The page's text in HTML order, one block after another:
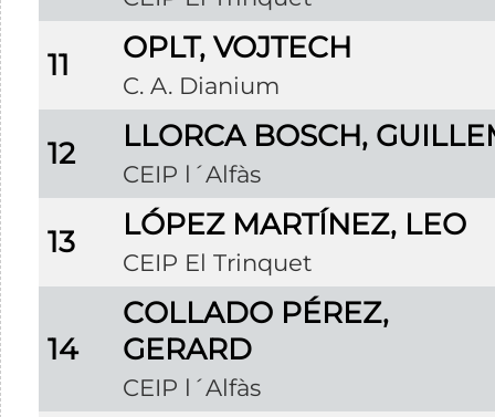
11 OPLT, VOJTECH
C. A. Dianium
12 LLORCA BOSCH,
CEIP l´Alfàs
13 LÓPEZ MARTÍNEZ, LEO
CEIP El Trinquet
14
COLLADO PÉREZ,
GERARD
CEIP l´Alfàs